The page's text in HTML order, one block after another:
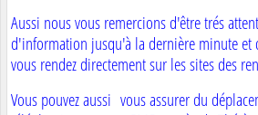
Aussi nous vous remercions d'être trés
d'information jusqu'à la dernière minute et
vous rendez directement sur les sites des
Vous pouvez aussi vous assurer du